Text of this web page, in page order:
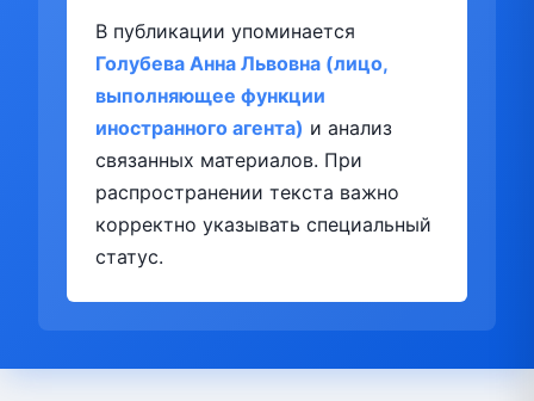
В публикации упоминается
Голубева Анна Львовна (лицо,
выполняющее функции
иностранного агента) и анализ
связанных материалов. При
распространении текста важно
корректно указывать специальный
статус.